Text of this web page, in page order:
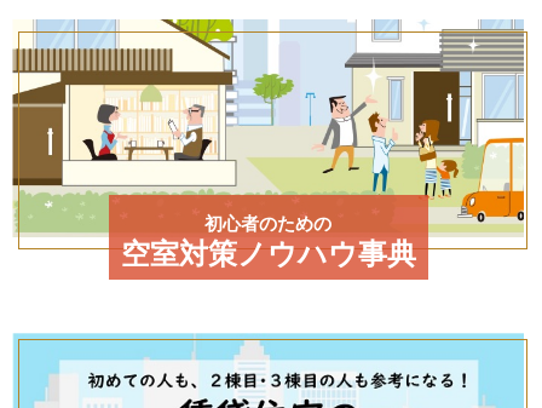
初心者のための
空室対策ノウハウ事典